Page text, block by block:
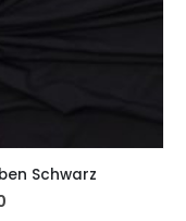
Schwarz